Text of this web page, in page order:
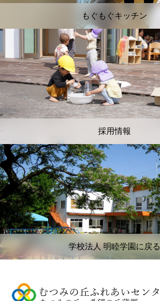
もぐもぐキッチン
採用情報
学校法人 明睦学園に戻る